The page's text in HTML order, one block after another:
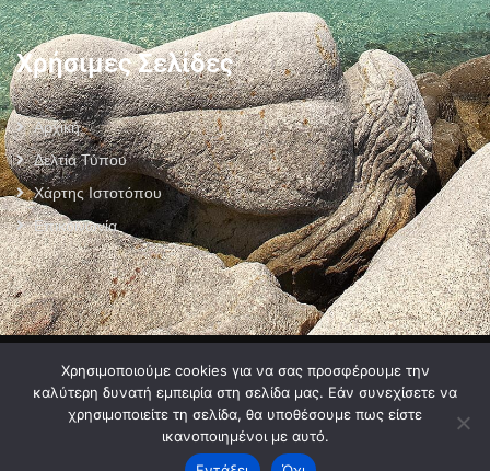
Χρήσιμες Σελίδες
Αρχική
Δελτία Τύπου
Χάρτης Ιστοτόπου
Επικοινωνία
Όροι Χρήσης
Χρησιμοποιούμε cookies για να σας προσφέρουμε την
καλύτερη δυνατή εμπειρία στη σελίδα μας. Εάν συνεχίσετε να
χρησιμοποιείτε τη σελίδα, θα υποθέσουμε πως είστε
ικανοποιημένοι με αυτό.